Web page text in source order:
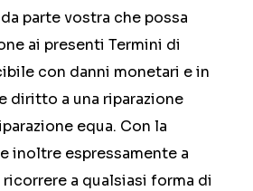
parte vostra che possa
ai presenti Termini di
con danni monetari e in
diritto a una riparazione
equa. Con la
inoltre espressamente a
a qualsiasi forma di